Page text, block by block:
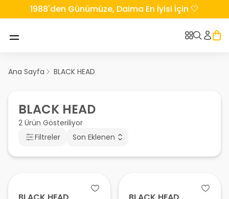
1988'den Günümüze, Daima En İyisi İçin 🤍
Ana Sayfa BLACK HEAD
BLACK HEAD
2 Ürün Gösteriliyor
Filtreler
Son Eklenen